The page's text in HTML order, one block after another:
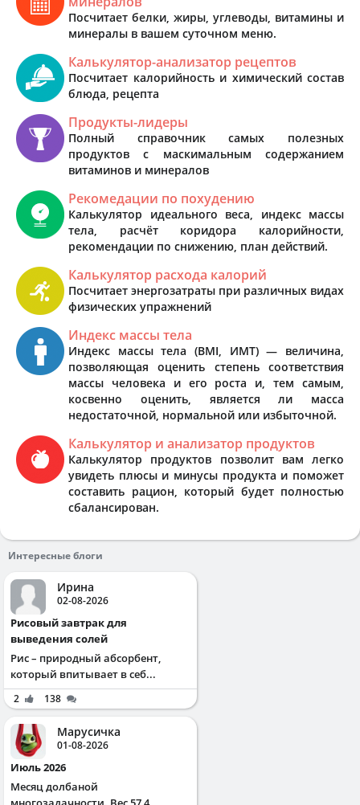
Посчитает белки, жиры, углеводы, витамины и
минералы в вашем суточном меню.
Калькулятор-анализатор рецептов
Посчитает калорийность и химический состав
блюда, рецепта
Продукты-лидеры
Полный справочник самых полезных
продуктов с маскимальным содержанием
витаминов и минералов
Рекомедации по похудению
Калькулятор идеального веса, индекс массы
тела, расчёт коридора калорийности,
рекомендации по снижению, план действий.
Калькулятор расхода калорий
Посчитает энергозатраты при различных видах
физических упражнений
Индекс массы тела
Индекс массы тела (BMI, ИМТ) — величина,
позволяющая оценить степень соответствия
массы человека и его роста и, тем самым,
косвенно оценить, является ли масса
недостаточной, нормальной или избыточной.
Калькулятор и анализатор продуктов
Калькулятор продуктов позволит вам легко
увидеть плюсы и минусы продукта и поможет
составить рацион, который будет полностью
сбалансирован.
Интересные блоги
Ирина
02-08-2026
Рисовый завтрак для
выведения солей
Рис – природный абсорбент,
который впитывает в себ...
2 138
Марусичка
01-08-2026
Июль 2026
Месяц долбаной